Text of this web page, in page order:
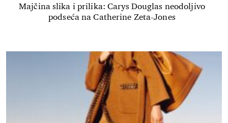
Majčina slika i prilika: Carys Douglas neodoljivo
podseća na Catherine Zeta-Jones